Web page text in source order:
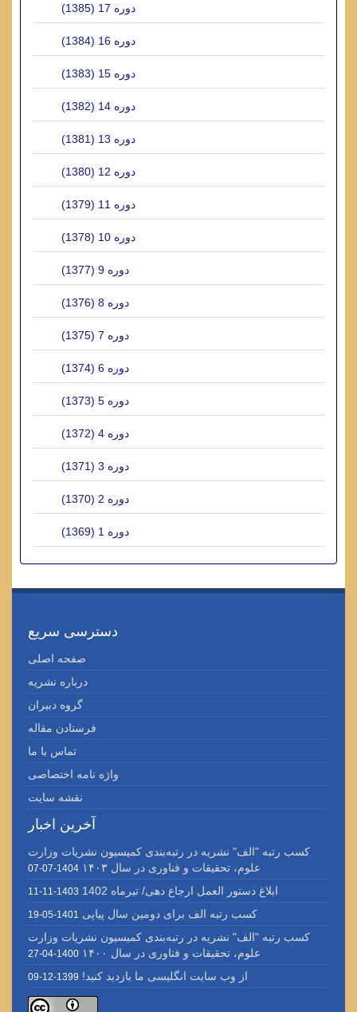
دوره 17 (1385)
دوره 16 (1384)
دوره 15 (1383)
دوره 14 (1382)
دوره 13 (1381)
دوره 12 (1380)
دوره 11 (1379)
دوره 10 (1378)
دوره 9 (1377)
دوره 8 (1376)
دوره 7 (1375)
دوره 6 (1374)
دوره 5 (1373)
دوره 4 (1372)
دوره 3 (1371)
دوره 2 (1370)
دوره 1 (1369)
دسترسی سریع
صفحه اصلی
درباره نشریه
گروه دبیران
فرستادن مقاله
تماس با ما
واژه نامه اختصاصی
نقشه سایت
آخرین اخبار
کسب رتبه "الف" نشریه در رتبه‌بندی کمیسیون نشریات وزارت
علوم، تحقیقات و فناوری در سال ۱۴۰۳
1404-07-07
ابلاغ دستور العمل ارجاع دهی/ تیرماه 1402 1403-11-11
کسب رتبه الف برای دومین سال پیاپی 1401-05-19
کسب رتبه "الف" نشریه در رتبه‌بندی کمیسیون نشریات وزارت
علوم، تحقیقات و فناوری در سال ۱۴۰۰
1400-04-27
از وب سایت انگلیسی ما بازدید کنید! 1399-12-09